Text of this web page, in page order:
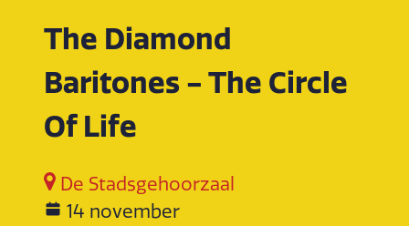
The Diamond
Baritones - The Circle
Of Life
De Stadsgehoorzaal
14 november